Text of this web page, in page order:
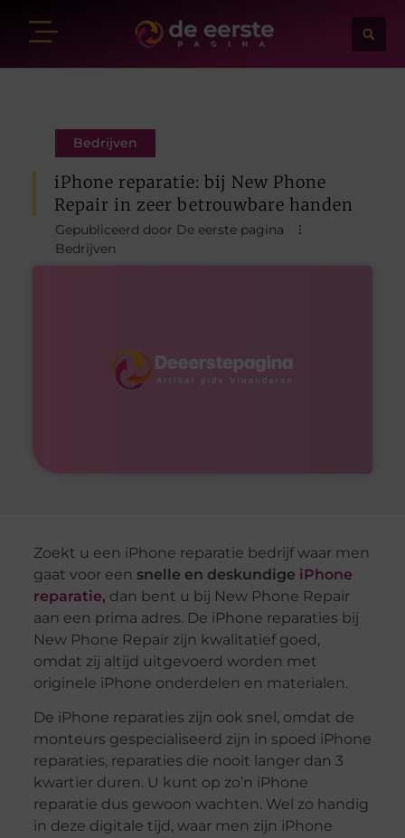
Bedrijven
iPhone reparatie: bij New Phone
Repair in zeer betrouwbare handen
Gepubliceerd door De eerste pagina
Bedrijven
Zoekt u een iPhone reparatie bedrijf waar men
gaat voor een snelle en deskundige iPhone
reparatie, dan bent u bij New Phone Repair
aan een prima adres. De iPhone reparaties bij
New Phone Repair zijn kwalitatief goed,
omdat zij altijd uitgevoerd worden met
originele iPhone onderdelen en materialen.
De iPhone reparaties zijn ook snel, omdat de
monteurs gespecialiseerd zijn in spoed iPhone
reparaties, reparaties die nooit langer dan 3
kwartier duren. U kunt op zo’n iPhone
reparatie dus gewoon wachten. Wel zo handig
in deze digitale tijd, waar men zijn iPhone